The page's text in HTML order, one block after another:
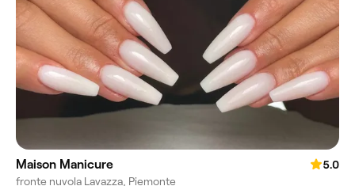
Maison Manicure
5.0
fronte nuvola Lavazza, Piemonte